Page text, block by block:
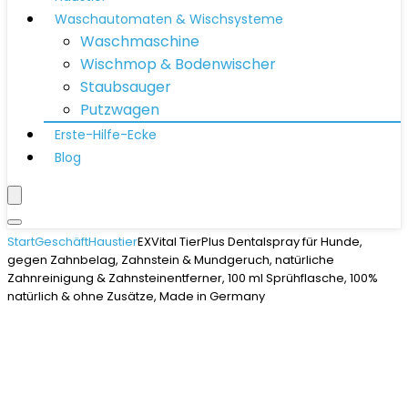
Waschautomaten & Wischsysteme
Waschmaschine
Wischmop & Bodenwischer
Staubsauger
Putzwagen
Erste-Hilfe-Ecke
Blog
StartGeschäftHaustierEXVital TierPlus Dentalspray für Hunde,
gegen Zahnbelag, Zahnstein & Mundgeruch, natürliche
Zahnreinigung & Zahnsteinentferner, 100 ml Sprühflasche, 100%
natürlich & ohne Zusätze, Made in Germany